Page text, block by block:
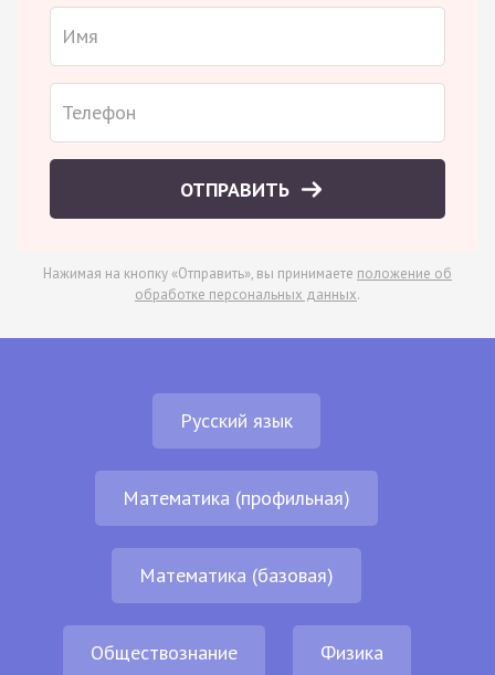
ОТПРАВИТЬ
Нажимая на кнопку «Отправить», вы принимаете положение об
обработке персональных данных.
Русский язык
Математика (профильная)
Математика (базовая)
Обществознание Физика